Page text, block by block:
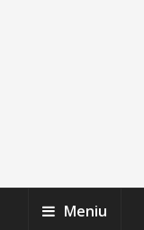
Meniu